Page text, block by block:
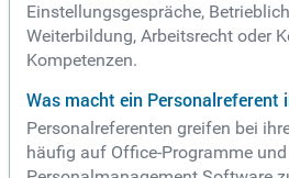
Einstellungsgespräche,
Weiterbildung, Arbeitsrecht oder
Kompetenzen.
Was macht ein Personalreferent
Personalreferenten greifen bei
häufig auf Office-Programme